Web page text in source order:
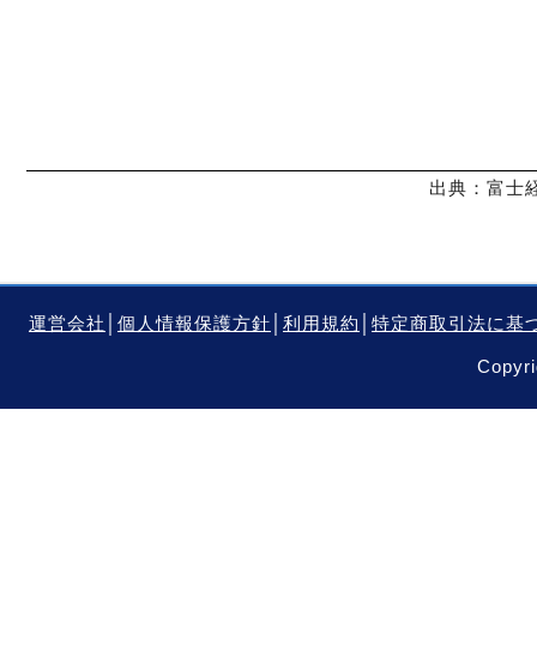
出典：富士
運営会社 個人情報保護方針 利用規約 特定商取引法に基